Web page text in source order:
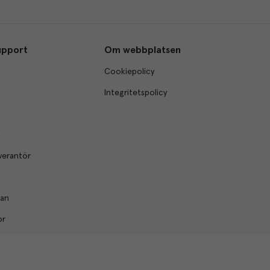
Om webbplatsen
Cookiepolicy
Integritetspolicy